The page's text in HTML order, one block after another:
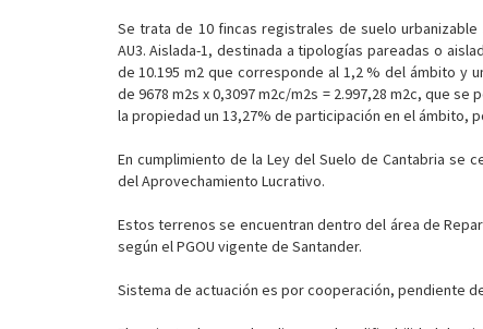
Se trata de 10 fincas registrales de suelo
AU3. Aislada-1, destinada a tipologías pareadas o
de 10.195 m2 que corresponde al 1,2 % del ámbito y
de 9678 m2s x 0,3097 m2c/m2s = 2.997,28 m2c, que
la propiedad un 13,27% de participación en el ámbito,
En cumplimiento de la Ley del Suelo de Cantabria se
del Aprovechamiento Lucrativo.
Estos terrenos se encuentran dentro del área de
según el PGOU vigente de Santander.
Sistema de actuación es por cooperación, pendiente